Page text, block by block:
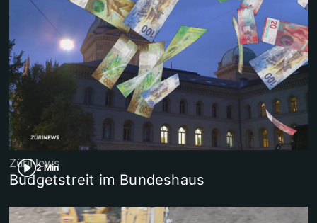
2 Min
ZüriNews
Budgetstreit im Bundeshaus